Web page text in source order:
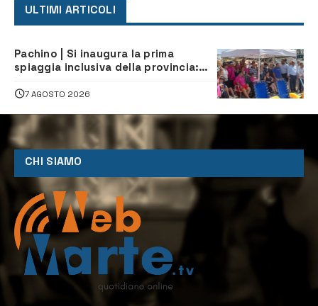
ULTIMI ARTICOLI
Pachino | Si inaugura la prima
spiaggia inclusiva della provincia:
tutti
7 AGOSTO 2026
CHI SIAMO